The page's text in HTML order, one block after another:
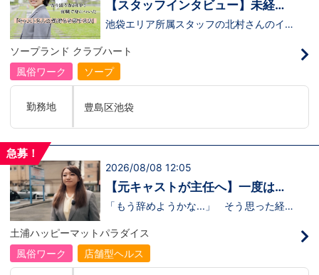
駅、伊勢佐木長者町駅 ・JR横浜線関内駅 ■札
幌エリア：北海道札幌市 地下鉄南北線すすき
の駅
【スタッフインタビュー】未経験
で飛び込んだスタッフが語る職場
池袋エリア所属スタッフの北村さんのイン
るのかな…？」そんな不安を抱えながら好
奇心で裏方に飛び込んだ北村さん。実際に
は、入社初日でそのイメージがガラッと変
わり、「本当に優しい人ばかり」と感じた
不安な表情が笑顔に変わっていく瞬間を見
届けることが、この仕事の大きなやりがい
だと語ってくれました。動画では、入社の
できたポイント、将来の展望までリアルに
↓https://youtu.be/UY9DxQ22NBA
ソープランド クラブハート
風俗ワーク
ソープ
勤務地 豊島区池袋
急募！
2026/08/08 12:05
【元キャストが主任へ】一度は退
職を考えた3年目スタッフの転機
「もう辞めようかな...」 そう思った経験
す。 今回の動画では、土浦店所属・森田
主任にインタビュー。元キャストの彼女
が、入社してから挫折を経験しながら
も 主任へと成長した背景 には、意外に
土浦ハッピーマットパラダイス
風俗ワーク
店舗型ヘルス